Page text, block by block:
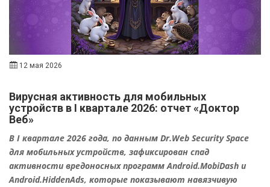
12 мая 2026
Вирусная активность для мобильных
устройств в I квартале 2026: отчет «Доктор
Веб»
В I квартале 2026 года, по данным Dr.Web Security Space
для мобильных устройств, зафиксирован спад
активности вредоносных программ Android.MobiDash и
Android.HiddenAds, которые показывают навязчивую